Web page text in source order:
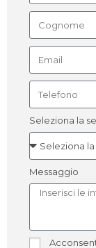
Seleziona la
Messaggio